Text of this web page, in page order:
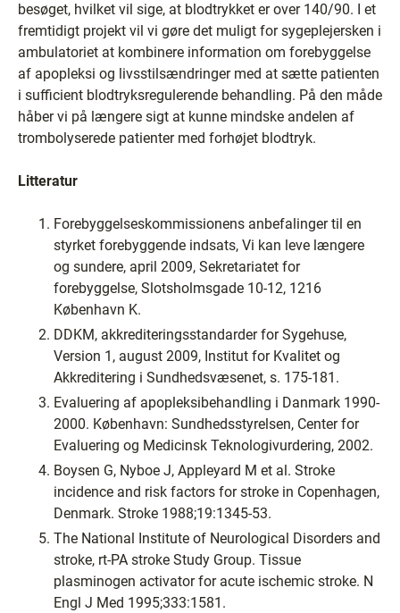
besøget, hvilket vil sige, at blodtrykket er over 140/90. I et
fremtidigt projekt vil vi gøre det muligt for sygeplejersken i
ambulatoriet at kombinere information om forebyggelse
af apopleksi og livsstilsændringer med at sætte patienten
i sufficient blodtryksregulerende behandling. På den måde
håber vi på længere sigt at kunne mindske andelen af
trombolyserede patienter med forhøjet blodtryk.
Litteratur
Forebyggelseskommissionens anbefalinger til en
styrket forebyggende indsats, Vi kan leve længere
og sundere, april 2009, Sekretariatet for
forebyggelse, Slotsholmsgade 10-12, 1216
København K.
DDKM, akkrediteringsstandarder for Sygehuse,
Version 1, august 2009, Institut for Kvalitet og
Akkreditering i Sundhedsvæsenet, s. 175-181.
Evaluering af apopleksibehandling i Danmark 1990-
2000. København: Sundhedsstyrelsen, Center for
Evaluering og Medicinsk Teknologivurdering, 2002.
Boysen G, Nyboe J, Appleyard M et al. Stroke
incidence and risk factors for stroke in Copenhagen,
Denmark. Stroke 1988;19:1345-53.
The National Institute of Neurological Disorders and
stroke, rt-PA stroke Study Group. Tissue
plasminogen activator for acute ischemic stroke. N
Engl J Med 1995;333:1581.